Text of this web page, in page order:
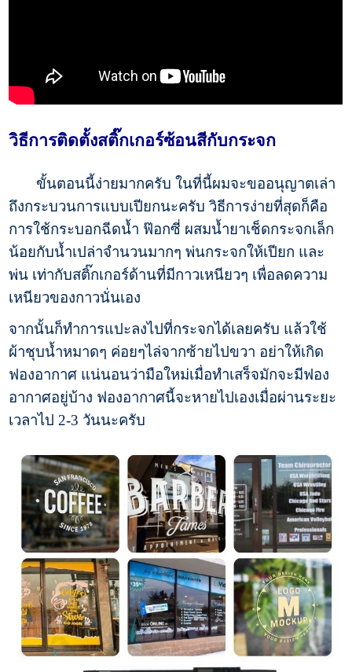
วิธีการติดตั้งสติ๊กเกอร์ซ้อนสีกับกระจก
ขั้นตอนนี้ง่ายมากครับ ในที่นี้ผมจะขออนุญาตเล่า
ถึงกระบวนการแบบเปียกนะครับ วิธีการง่ายที่สุดก็คือ
การใช้กระบอกฉีดน้ำ ฟ๊อกซี่ ผสมน้ำยาเช็ดกระจกเล็ก
น้อยกับน้ำเปล่าจำนวนมากๆ พ่นกระจกให้เปียก และ
พ่น เท่ากับสติ๊กเกอร์ด้านที่มีกาวเหนียวๆ เพื่อลดความ
เหนียวของกาวนั่นเอง
จากนั้นก็ทำการแปะลงไปที่กระจกได้เลยครับ แล้วใช้
ผ้าชุบน้ำหมาดๆ ค่อยๆไล่จากซ้ายไปขวา อย่าให้เกิด
ฟองอากาศ แน่นอนว่ามือใหม่เมื่อทำเสร็จมักจะมีฟอง
อากาศอยู่บ้าง ฟองอากาศนี้จะหายไปเองเมื่อผ่านระยะ
เวลาไป 2-3 วันนะครับ